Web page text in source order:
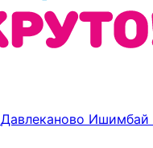
Давлеканово Ишимбай